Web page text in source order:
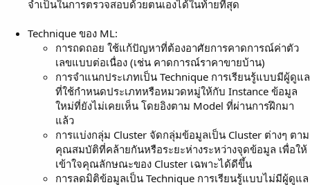
จำเป็นในการตรวจสอบด้วยตนเองได้ในท้ายที่สุด
Technique ของ ML:
การถดถอย ใช้แก้ปัญหาที่ต้องอาศัยการคาดการณ์ค่าตัว
เลขแบบต่อเนื่อง (เช่น คาดการณ์ราคาขายบ้าน)
การจำแนกประเภทเป็น Technique การเรียนรู้แบบมีผู้ดูแล
ที่ใช้กำหนดประเภทหรือหมวดหมู่ให้กับ Instance ข้อมูล
ใหม่ที่ยังไม่เคยเห็น โดยอิงตาม Model ที่ผ่านการฝึกมา
แล้ว
การแบ่งกลุ่ม Cluster จัดกลุ่มข้อมูลเป็น Cluster ต่างๆ ตาม
คุณสมบัติที่คล้ายกันหรือระยะห่างระหว่างจุดข้อมูล เพื่อให้
เข้าใจคุณลักษณะของ Cluster เฉพาะได้ดีขึ้น
การลดมิติข้อมูลเป็น Technique การเรียนรู้แบบไม่มีผู้ดูแล